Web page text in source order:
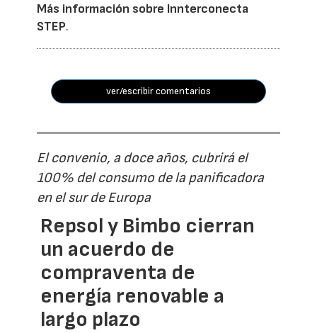
Más información sobre Innterconecta
STEP.
ver/escribir comentarios
El convenio, a doce años, cubrirá el
100% del consumo de la panificadora
en el sur de Europa
Repsol y Bimbo cierran
un acuerdo de
compraventa de
energía renovable a
largo plazo